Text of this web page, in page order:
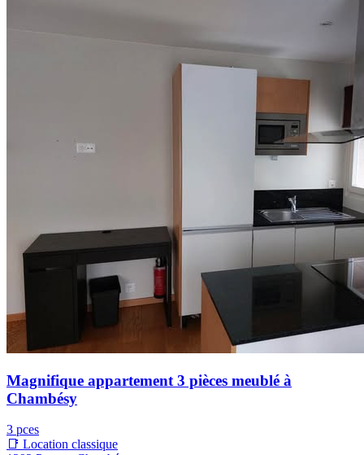
Magnifique appartement 3 pièces meublé à
Chambésy
3 pces
📑 Location classique